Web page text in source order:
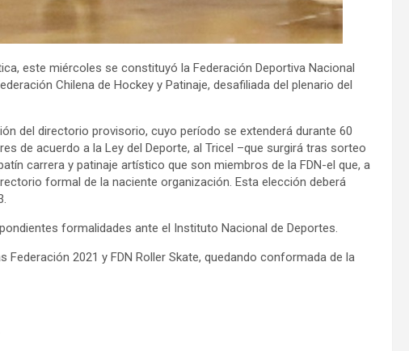
este miércoles se constituyó la Federación Deportiva Nacional
Chilena de Hockey y Patinaje, desafiliada del plenario del
del directorio provisorio, cuyo período se extenderá durante 60
de acuerdo a la Ley del Deporte, al Tricel –que surgirá tras sorteo
carrera y patinaje artístico que son miembros de la FDN-el que, a
formal de la naciente organización. Esta elección deberá
formalidades ante el Instituto Nacional de Deportes.
2021 y FDN Roller Skate, quedando conformada de la